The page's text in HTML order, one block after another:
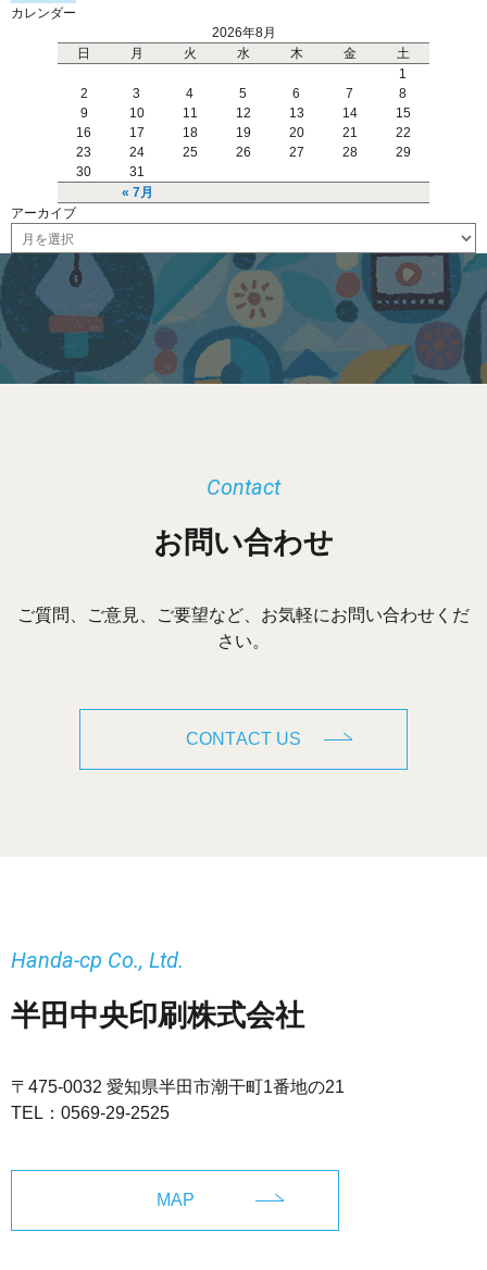
カレンダー
2026年8月
日
月 火 水 木 金 土
« 7月
1
2
3 4 5 6 7
8
9
10 11 12 13 14
15
16
17 18 19 20 21
22
23
24 25 26 27 28
29
30
31
アーカイブ
ー
ブ
お問い合わせ
Contact
ご質問、ご意見、ご要望など、お気軽にお問い合わせくだ
さい。
CONTACT US
半田中央印刷株式会社
Handa-cp Co., Ltd.
〒475-0032 愛知県半田市潮干町1番地の21
TEL： 0569-29-2525
MAP